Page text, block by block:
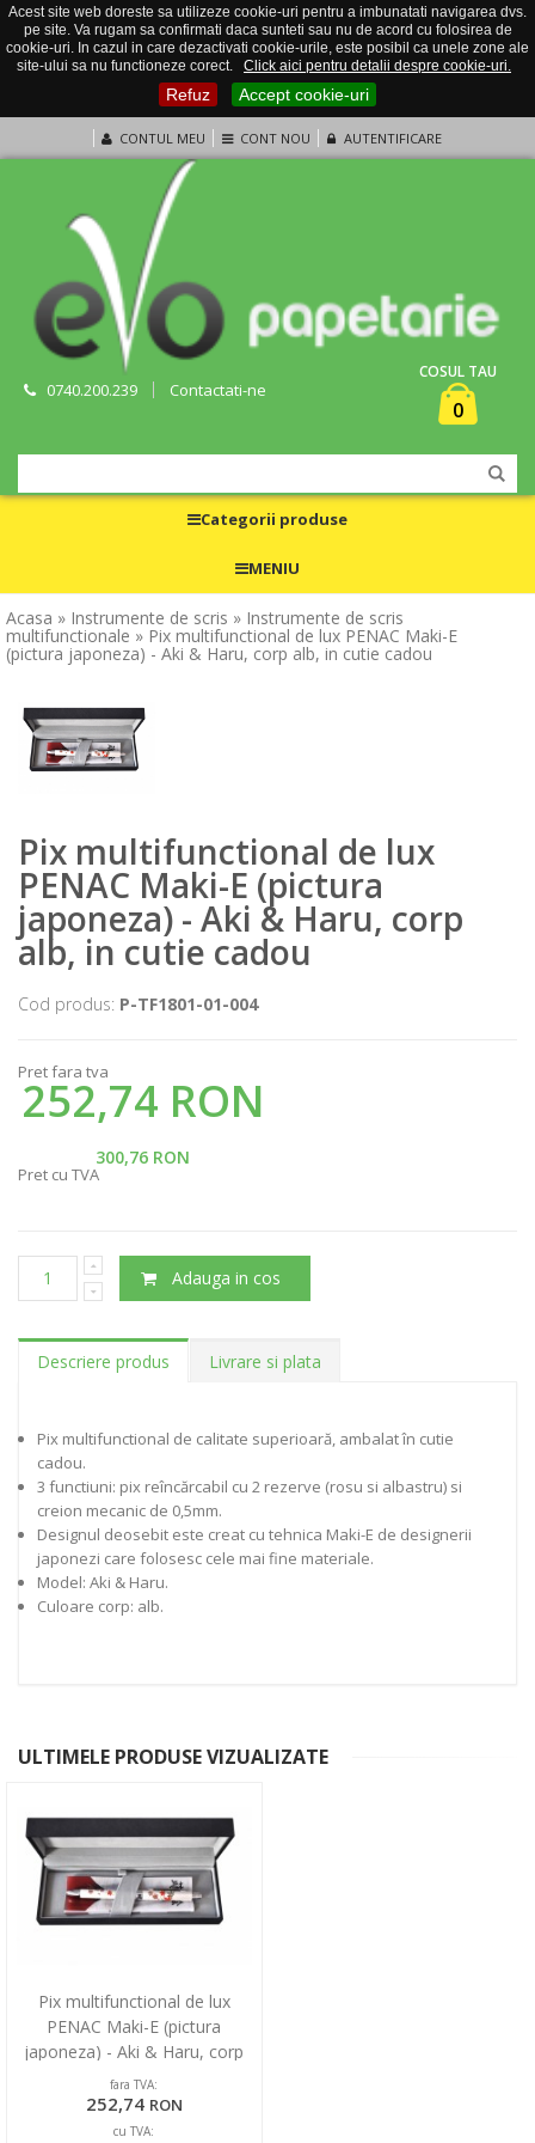
Acest site web doreste sa utilizeze cookie-uri pentru a imbunatati navigarea dvs.
pe site. Va rugam sa confirmati daca sunteti sau nu de acord cu folosirea de
cookie-uri. In cazul in care dezactivati cookie-urile, este posibil ca unele zone ale
site-ului sa nu functioneze corect.
Click aici pentru detalii despre cookie-uri.
Refuz Accept cookie-uri
CONTUL MEU CONT NOU AUTENTIFICARE
0740.200.239 Contactati-ne
COSUL TAU
0
Categorii produse
MENIU
Acasa » Instrumente de scris » Instrumente de scris
multifunctionale » Pix multifunctional de lux PENAC Maki-E
(pictura japoneza) - Aki & Haru, corp alb, in cutie cadou
Pix multifunctional de lux
PENAC Maki-E (pictura
japoneza) - Aki & Haru, corp
alb, in cutie cadou
Cod produs: P-TF1801-01-004
Pret fara tva
252,74 RON
300,76 RON
Pret cu TVA
Adauga in cos
Descriere produs Livrare si plata
Pix multifunctional de calitate superioară, ambalat în cutie
cadou.
3 functiuni: pix reîncărcabil cu 2 rezerve (rosu si albastru) si
creion mecanic de 0,5mm.
Designul deosebit este creat cu tehnica Maki-E de designerii
japonezi care folosesc cele mai fine materiale.
Model: Aki & Haru.
Culoare corp: alb.
ULTIMELE PRODUSE VIZUALIZATE
Pix multifunctional de lux
PENAC Maki-E (pictura
japoneza) - Aki & Haru, corp
alb, in cutie cadou
fara TVA:
252,74 RON
cu TVA: